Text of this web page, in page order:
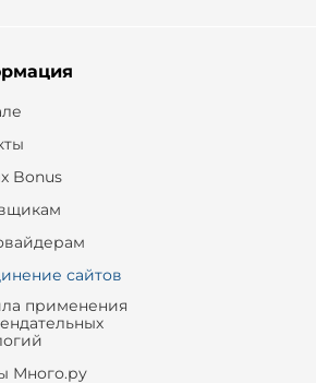
Bonus
сайтов
применения
Много.ру